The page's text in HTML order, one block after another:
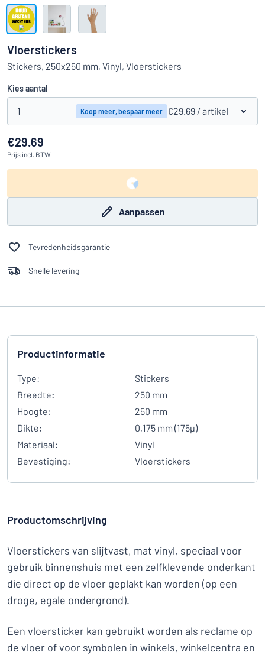
Kun je niet vinden wat je zoekt? Ontwerp uw bord hier
Toon alle categorieën
Inloggen
Klantenservice
Consument Bedrijf
Vloerstickers
Stickers, 250x250 mm, Vinyl, Vloerstickers
Kies aantal
1 Koop meer, bespaar meer €29.69 / artikel
€29.69
Prijs incl. BTW
Aanpassen
Tevredenheidsgarantie
Snelle levering
Productinformatie
Type:
Stickers
Breedte:
250 mm
Hoogte:
250 mm
Dikte:
0,175 mm (175µ)
Materiaal:
Vinyl
Bevestiging:
Vloerstickers
Productomschrijving
Vloerstickers van slijtvast, mat vinyl, speciaal voor
gebruik binnenshuis met een zelfklevende onderkant
die direct op de vloer geplakt kan worden (op een
droge, egale ondergrond).
Een vloersticker kan gebruikt worden als reclame op
de vloer of voor symbolen in winkels, winkelcentra en